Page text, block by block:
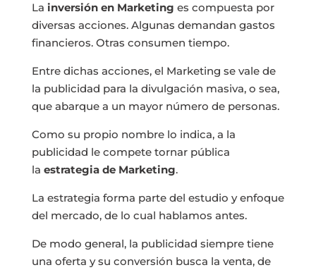
La inversión en Marketing es compuesta por
diversas acciones. Algunas demandan gastos
financieros. Otras consumen tiempo.
Entre dichas acciones, el Marketing se vale de
la publicidad para la divulgación masiva, o sea,
que abarque a un mayor número de personas.
Como su propio nombre lo indica, a la
publicidad le compete tornar pública
la estrategia de Marketing.
La estrategia forma parte del estudio y enfoque
del mercado, de lo cual hablamos antes.
De modo general, la publicidad siempre tiene
una oferta y su conversión busca la venta, de